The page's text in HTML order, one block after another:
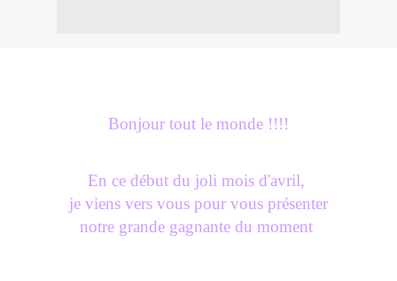
Bonjour tout le monde !!!!
En ce début du joli mois d'avril,
je viens vers vous pour vous présenter
notre grande gagnante du moment